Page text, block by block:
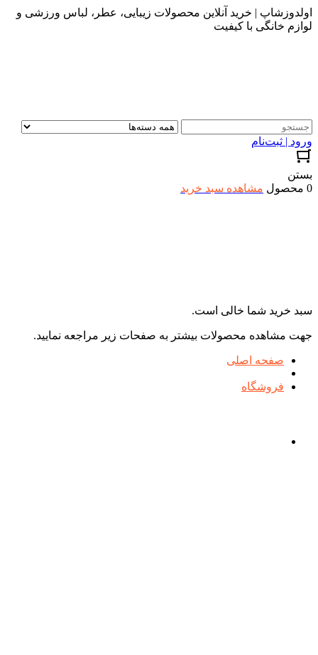
اولدوزشاپ | خرید آنلاین محصولات زیبایی، عطر، لباس ورزشی و
لوازم خانگی با کیفیت
ورود | ثبت‌نام
بستن
0 محصول
مشاهده سبد خرید
سبد خرید شما خالی است.
جهت مشاهده محصولات بیشتر به صفحات زیر مراجعه نمایید.
صفحه اصلی
فروشگاه